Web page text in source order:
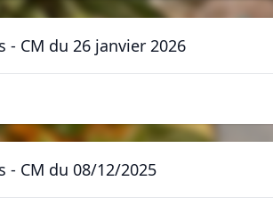
CM du 26 janvier 2026
CM du 08/12/2025